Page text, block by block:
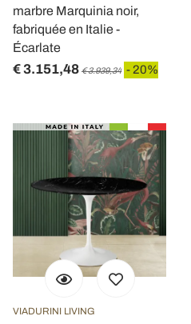
marbre Marquinia noir,
fabriquée en Italie -
Écarlate
€ 3.151,48 € 3.939,34 - 20%
VIADURINI LIVING